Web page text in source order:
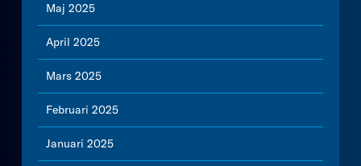
Maj 2025
April 2025
Mars 2025
Februari 2025
Januari 2025